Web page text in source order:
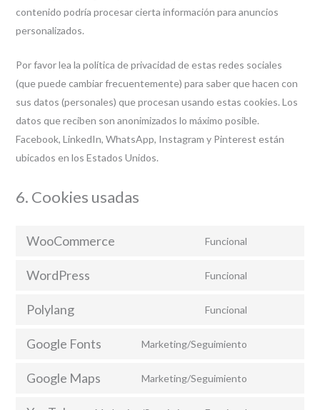
contenido podría procesar cierta información para anuncios
personalizados.
Por favor lea la política de privacidad de estas redes sociales
(que puede cambiar frecuentemente) para saber que hacen con
sus datos (personales) que procesan usando estas cookies. Los
datos que reciben son anonimizados lo máximo posible.
Facebook, LinkedIn, WhatsApp, Instagram y Pinterest están
ubicados en los Estados Unidos.
6. Cookies usadas
WooCommerce Funcional
WordPress Funcional
Polylang Funcional
Google Fonts Marketing/Seguimiento
Google Maps Marketing/Seguimiento